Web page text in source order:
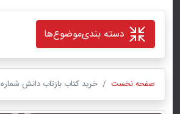
دسته بندیموضوع‌ها
صفحه نخست خرید کتاب بازتاب دانش شماره 25 و 26 دوره هفتم، شماره 25 و 26، پاییز و زمستان 1391 با تخفیف ویژه